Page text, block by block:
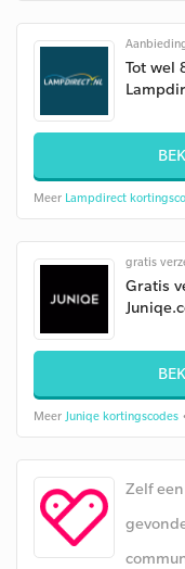
Tot wel
Meer Lampdirect
gratis
Gratis
Meer Juniqe kortingscodes
Zelf